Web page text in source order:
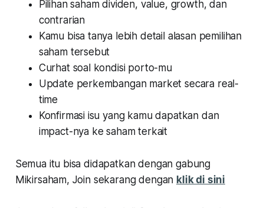
Pilihan saham dividen, value, growth, dan
contrarian
Kamu bisa tanya lebih detail alasan pemilihan
saham tersebut
Curhat soal kondisi porto-mu
Update perkembangan market secara real-
time
Konfirmasi isu yang kamu dapatkan dan
impact-nya ke saham terkait
Semua itu bisa didapatkan dengan gabung
Mikirsaham, Join sekarang dengan klik di sini